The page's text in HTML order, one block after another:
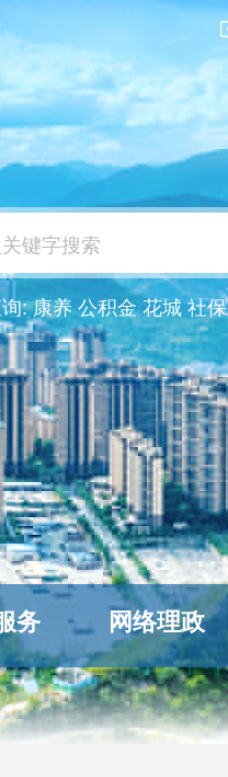
询:康养 公积金 花城 社保
务 网络理政